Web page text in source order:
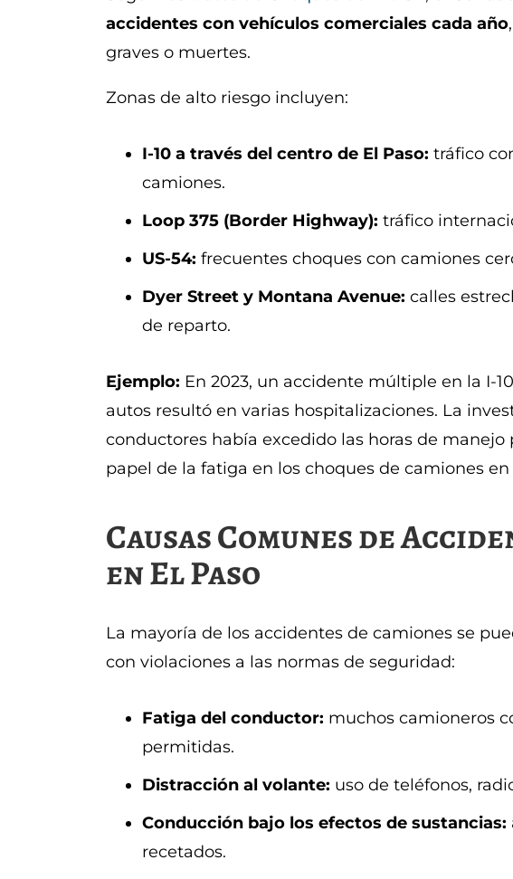
accidentes con vehículos comerciales cada año
graves o muertes.
Zonas de alto riesgo incluyen:
I-10 a través del centro de El Paso: tráfico
camiones.
Loop 375 (Border Highway): tráfico
US-54: frecuentes choques con camiones
Dyer Street y Montana Avenue: calles
de reparto.
Ejemplo: En 2023, un accidente múltiple en la I-
autos resultó en varias hospitalizaciones. La
conductores había excedido las horas de
papel de la fatiga en los choques de camiones en
Causas Comunes de
en El Paso
La mayoría de los accidentes de camiones se
con violaciones a las normas de seguridad:
Fatiga del conductor: muchos camioneros
permitidas.
Distracción al volante: uso de teléfonos,
Conducción bajo los efectos de sustancias:
recetados.